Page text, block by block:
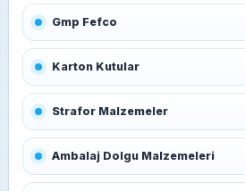
Gmp Fefco
Karton Kutular
Strafor Malzemeler
Ambalaj Dolgu Malzemeleri